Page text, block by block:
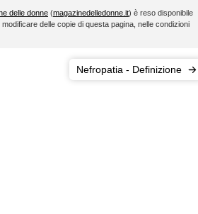
delle donne (magazinedelledonne.it) è reso disponibile
modificare delle copie di questa pagina, nelle condizioni
Nefropatia - Definizione